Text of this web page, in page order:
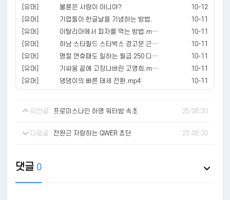
[유머] 불륜은 사랑이 아니야?
10-12
[유머]
기업들이 한글날을 기념하는 방법.
10-11
[유머]
이탈리아에서 피자를 먹는 방법.mp4
10-11
[유머]
하남 스타필드 스타벅스 경고문 근황 ㄷㄷ.jpg
10-11
[유머]
명절 연휴때도 일하는 월급 250 디시인...jpg
10-11
[유머]
기싸움 끝에 고장나버린 고영희.mp4
10-11
[유머]
댕댕이의 빠른 태세 전환.mp4 10-11
이전글 프로미스나인 하영 워터밤 속초 25.08.30
다음글 전완근 자랑하는 QWER 쵸단 25.08.30
댓글 0